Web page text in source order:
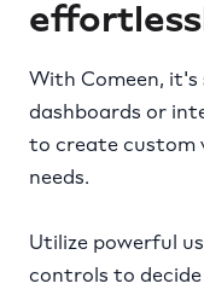
With Comeen,
dashboards or
to create custom
needs.
Utilize powerful
controls to